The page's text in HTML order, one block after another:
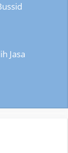
Jasa